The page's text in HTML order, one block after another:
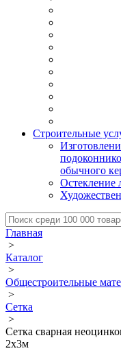
Строительные
обычного
Остекление
Главная
>
Каталог
>
Общестроительные
>
Сетка
>
Сетка сварная
2х3м